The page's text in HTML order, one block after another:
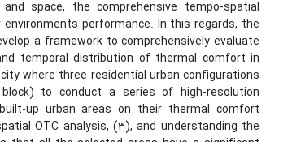
space, the comprehensive tempo-spatial
performance. In this regards, the
a framework to comprehensively evaluate
temporal distribution of thermal comfort in
where three residential urban configurations
to conduct a series of high-resolution
up urban areas on their thermal comfort
OTC analysis, (3), and understanding the